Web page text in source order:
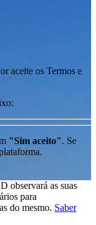
aceite os Termos e
"Sim aceito". Se
observará as suas
para
do mesmo. Saber